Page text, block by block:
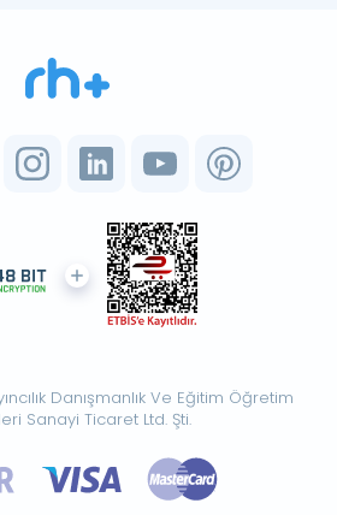
Danışmanlık Ve Eğitim Öğretim
Sanayi Ticaret Ltd. Şti.